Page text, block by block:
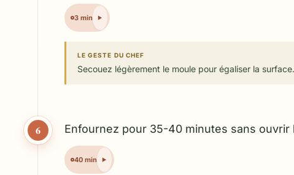
3 min
LE GESTE DU CHEF
Secouez légèrement le moule pour égaliser la surface.
6 Enfournez pour 35-40 minutes sans ouvrir
40 min